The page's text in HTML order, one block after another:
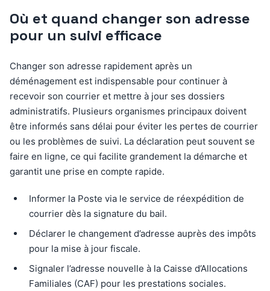
Où et quand changer son adresse
pour un suivi efficace
Changer son adresse rapidement après un
déménagement est indispensable pour continuer à
recevoir son courrier et mettre à jour ses dossiers
administratifs. Plusieurs organismes principaux doivent
être informés sans délai pour éviter les pertes de courrier
ou les problèmes de suivi. La déclaration peut souvent se
faire en ligne, ce qui facilite grandement la démarche et
garantit une prise en compte rapide.
Informer la Poste via le service de réexpédition de
courrier dès la signature du bail.
Déclarer le changement d’adresse auprès des impôts
pour la mise à jour fiscale.
Signaler l’adresse nouvelle à la Caisse d’Allocations
Familiales (CAF) pour les prestations sociales.